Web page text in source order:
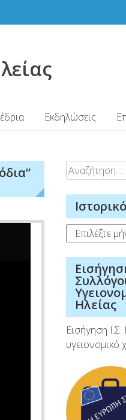
Εκδηλώσεις
Αναζήτηση
για:
Ιστορικό
Ιστορικό
Ηλείας
Εισήγηση Ι.Σ.
υγειονομικό